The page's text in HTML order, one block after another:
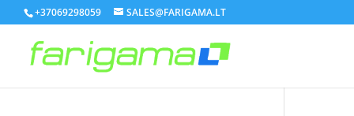
+37069298059 SALES@FARIGAMA.LT